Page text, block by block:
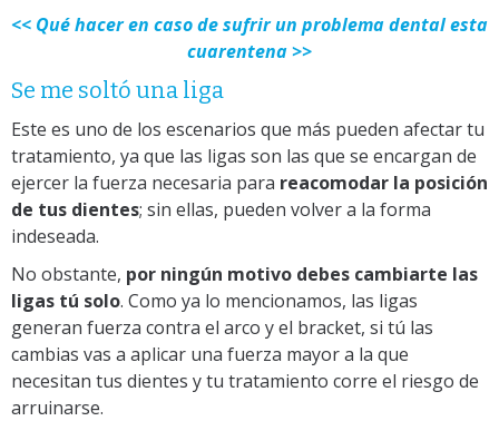
<< Qué hacer en caso de sufrir un problema dental esta
cuarentena >>
Se me soltó una liga
Este es uno de los escenarios que más pueden afectar tu
tratamiento, ya que las ligas son las que se encargan de
ejercer la fuerza necesaria para reacomodar la posición
de tus dientes; sin ellas, pueden volver a la forma
indeseada.
No obstante, por ningún motivo debes cambiarte las
ligas tú solo. Como ya lo mencionamos, las ligas
generan fuerza contra el arco y el bracket, si tú las
cambias vas a aplicar una fuerza mayor a la que
necesitan tus dientes y tu tratamiento corre el riesgo de
arruinarse.